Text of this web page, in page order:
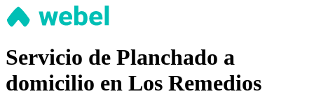
Servicio de Planchado a
domicilio en Los Remedios